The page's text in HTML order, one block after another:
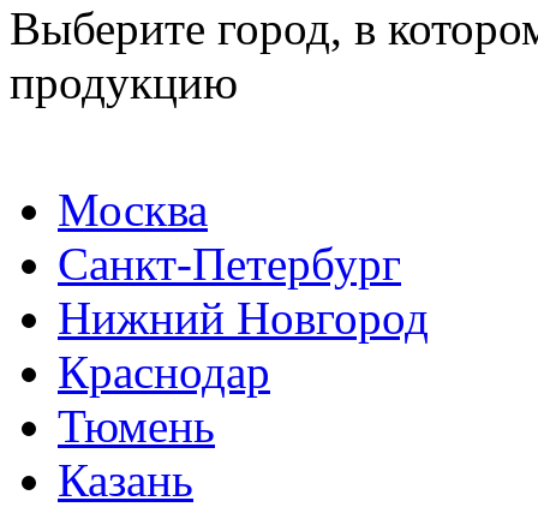
Выберите город, в
продукцию
Москва
Санкт-Петербург
Нижний Новгород
Краснодар
Тюмень
Казань